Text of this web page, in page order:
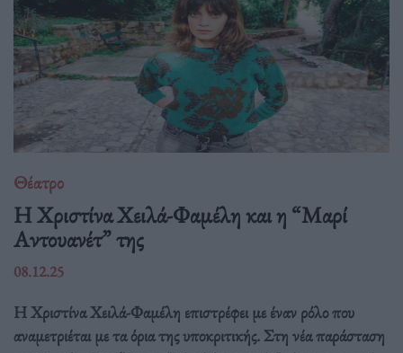
Θέατρο
Η Χριστίνα Χειλά-Φαμέλη και η “Μαρί
Αντουανέτ” της
08.12.25
Η Χριστίνα Χειλά-Φαμέλη επιστρέφει με έναν ρόλο που
αναμετριέται με τα όρια της υποκριτικής. Στη νέα παράσταση